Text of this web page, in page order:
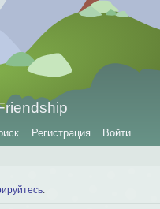
Регистрация Войти